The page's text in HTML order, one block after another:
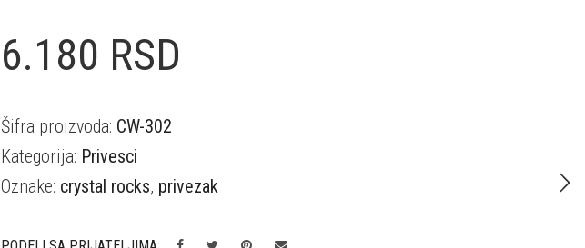
6.180 RSD
Šifra proizvoda: CW-302
Kategorija: Privesci
Oznake: crystal rocks, privezak